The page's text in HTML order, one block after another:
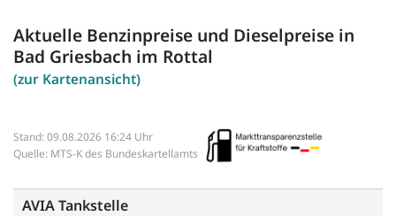
Aktuelle Benzinpreise und Dieselpreise in
Bad Griesbach im Rottal
(zur Kartenansicht)
Stand: 09.08.2026 16:24 Uhr
Quelle: MTS-K des Bundeskartellamts
AVIA Tankstelle